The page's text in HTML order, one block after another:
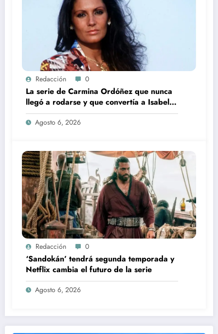
Redacción 0
La serie de Carmina Ordóñez que nunca
llegó a rodarse y que convertía a Isabel
Pantoja en la gran antagonista
Agosto 6, 2026
Redacción 0
‘Sandokán’ tendrá segunda temporada y
Netflix cambia el futuro de la serie
Agosto 6, 2026